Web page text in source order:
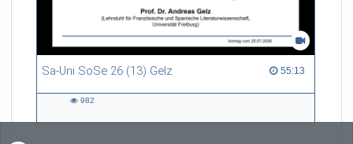
Sa-Uni SoSe 26 (13) Gelz 55:13
55:13 duration
982